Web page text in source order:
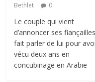
Bethlet
0
Le couple qui vient
d’annoncer ses fiançailles
fait parler de lui pour
vécu deux ans en
concubinage en Arabie